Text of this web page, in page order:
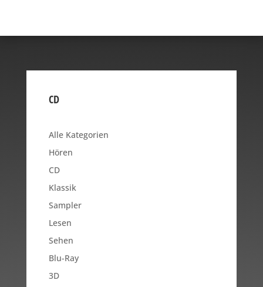
CD
Alle Kategorien
Hören
CD
Klassik
Sampler
Lesen
Sehen
Blu-Ray
3D